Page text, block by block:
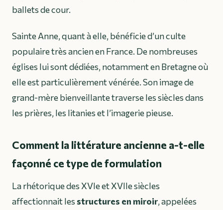
ballets de cour.
Sainte Anne, quant à elle, bénéficie d’un culte
populaire très ancien en France. De nombreuses
églises lui sont dédiées, notamment en Bretagne où
elle est particulièrement vénérée. Son image de
grand-mère bienveillante traverse les siècles dans
les prières, les litanies et l’imagerie pieuse.
Comment la littérature ancienne a-t-elle
façonné ce type de formulation
La rhétorique des XVIe et XVIIe siècles
affectionnait lesstructures en miroir, appelées